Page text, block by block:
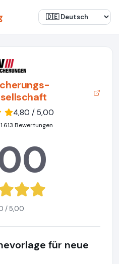
4,80 / 5,00
Bewertungen
/ 5,00
für neue